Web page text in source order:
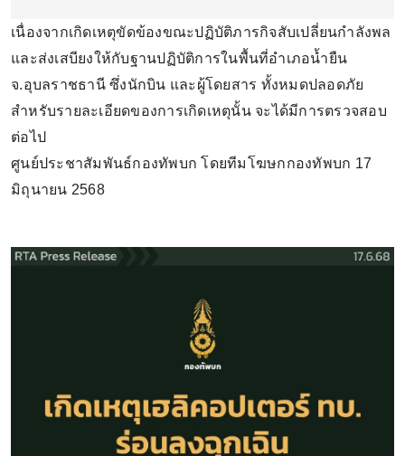
เนื่องจากเกิดเหตุขัดข้องขณะปฏิบัติภารกิจสับเปลี่ยนกำลังพล
และส่งเสบียงให้กับฐานปฏิบัติการในพื้นที่อำเภอน้ำยืน
จ.อุบลราชธานี ซึ่งนักบิน และผู้โดยสาร ทั้งหมดปลอดภัย
สำหรับรายละเอียดของการเกิดเหตุนั้น จะได้มีการตรวจสอบ
ต่อไป
ศูนย์ประชาสัมพันธ์กองทัพบก โดยทีมโฆษกกองทัพบก 17
มิถุนายน 2568